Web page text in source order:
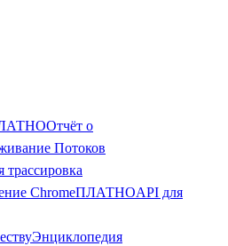
Отчёт о
Потоков
трассировка
ChromeПЛАТНОAPI для
Энциклопедия